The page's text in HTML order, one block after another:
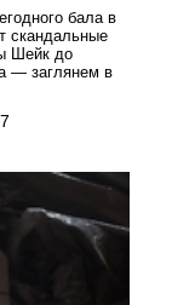
бала в
скандальные
Шейк до
— заглянем в